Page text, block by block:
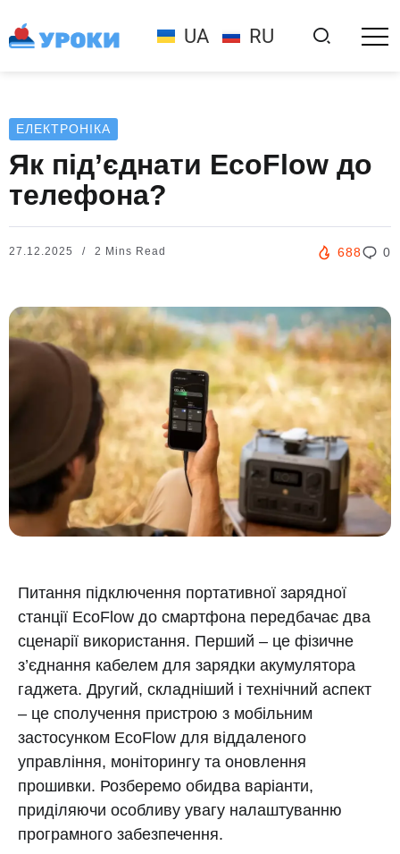
UA RU
ЕЛЕКТРОНІКА
Як під’єднати EcoFlow до
телефона?
27.12.2025 2 Mins Read 688 0
Питання підключення портативної зарядної
станції EcoFlow до смартфона передбачає два
сценарії використання. Перший – це фізичне
з’єднання кабелем для зарядки акумулятора
гаджета. Другий, складніший і технічний аспект
– це сполучення пристрою з мобільним
застосунком EcoFlow для віддаленого
управління, моніторингу та оновлення
прошивки. Розберемо обидва варіанти,
приділяючи особливу увагу налаштуванню
програмного забезпечення.